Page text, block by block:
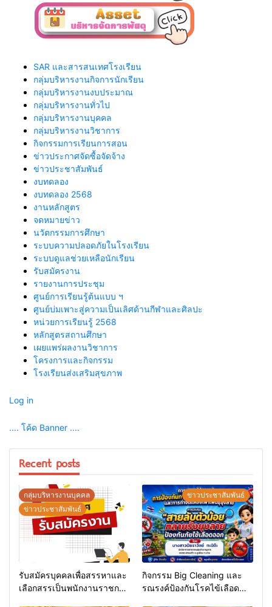
SAR และสารสนเทศโรงเรียน
กลุ่มบริหารงานกิจการนักเรียน
กลุ่มบริหารงานงบประมาณ
กลุ่มบริหารงานทั่วไป
กลุ่มบริหารงานบุคคล
กลุ่มบริหารงานวิชาการ
กิจกรรมการเรียนการสอน
ข่าวประกาศจัดซื้อจัดจ้าง
ข่าวประชาสัมพันธ์
งบทดลอง
งบทดลอง 2568
งานหลักสูตร
จดหมายข่าว
นวัตกรรมการศึกษา
ระบบความปลอดภัยในโรงเรียน
ระบบดูแลช่วยเหลือนักเรียน
รับสมัครงาน
รายงานการประชุม
ศูนย์การเรียนรู้ต้นแบบ ฯ
ศูนย์บ่มเพาะสู่ความเป็นเลิศด้านกีฬาและศิลปะ
หน่วยการเรียนรู้ 2568
หลักสูตรสถานศึกษา
เผยแพร่ผลงานวิชาการ
โครงการและกิจกรรม
โรงเรียนส่งเสริมสุขภาพ
Log in
.... โค้ด Banner ....
Recent posts
กลุ่มบริหารงานบุคคล
ข่าวประชาสัมพันธ์
รับสมัครบุคคลเพื่อสรรหาและ
เลือกสรรเป็นพนักงานราชการ
ข่าวประชาสัมพันธ์
กิจกรรม Big Cleaning และ
รณรงค์ป้องกันโรคไข้เลือด